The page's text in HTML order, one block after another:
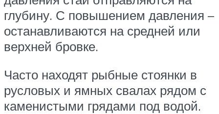
глубину. С повышением давления –
останавливаются на средней или
верхней бровке.
Часто находят рыбные стоянки в
русловых и ямных свалах рядом с
каменистыми грядами под водой.